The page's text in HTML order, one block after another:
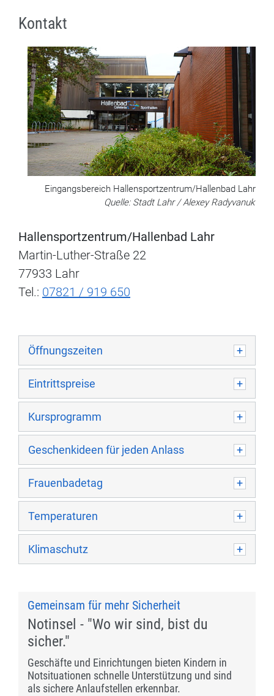
Kontakt
Eingangsbereich Hallensportzentrum/Hallenbad Lahr
Quelle: Stadt Lahr / Alexey Radyvanuk
Hallensportzentrum/Hallenbad Lahr
Martin-Luther-Straße 22
77933 Lahr
Tel.: 07821 / 919 650
Öffnungszeiten
Eintrittspreise
Kursprogramm
Geschenkideen für jeden Anlass
Frauenbadetag
Temperaturen
Klimaschutz
Gemeinsam für mehr Sicherheit
Notinsel - "Wo wir sind, bist du
sicher."
Geschäfte und Einrichtungen bieten Kindern in
Notsituationen schnelle Unterstützung und sind
als sichere Anlaufstellen erkennbar.